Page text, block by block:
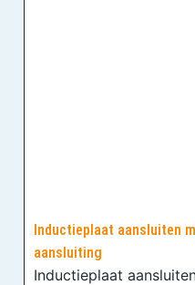
Inductieplaat aansluiten
aansluiting
Inductieplaat